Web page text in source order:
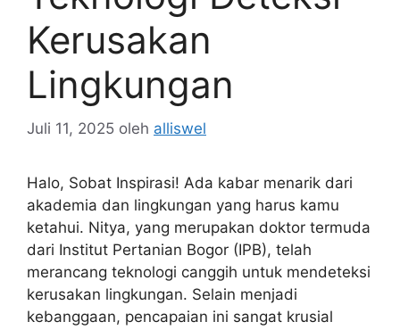
Kerusakan
Lingkungan
Juli 11, 2025 oleh alliswel
Halo, Sobat Inspirasi! Ada kabar menarik dari
akademia dan lingkungan yang harus kamu
ketahui. Nitya, yang merupakan doktor termuda
dari Institut Pertanian Bogor (IPB), telah
merancang teknologi canggih untuk mendeteksi
kerusakan lingkungan. Selain menjadi
kebanggaan, pencapaian ini sangat krusial